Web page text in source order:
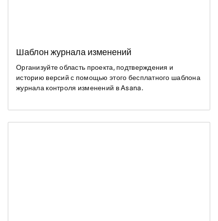
Шаблон журнала изменений
Организуйте область проекта, подтверждения и
историю версий с помощью этого бесплатного шаблона
журнала контроля изменений в Asana.